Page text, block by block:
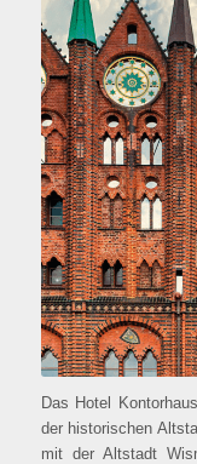
Das Hotel
der historischen
mit der Altstadt